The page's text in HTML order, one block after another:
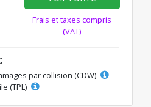
Frais et taxes compris
(VAT)
par collision (CDW)
(TPL)